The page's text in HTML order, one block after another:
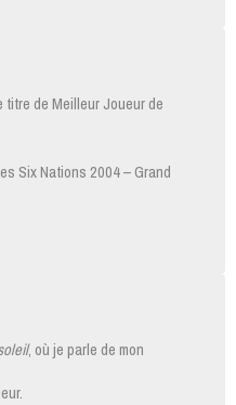
titre de Meilleur Joueur de
Six Nations 2004 – Grand
, où je parle de mon